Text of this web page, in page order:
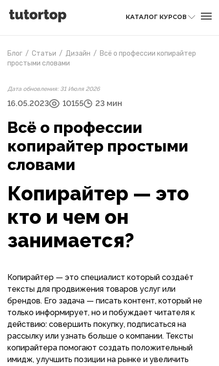
КАТАЛОГ КУРСОВ
Блог / Статьи / Дизайн / Всё о профессии копирайтер
простыми словами
Дата обновления: 31 Июля 2026
16.05.2023 10155 23 мин
Всё о профессии
копирайтер простыми
словами
Копирайтер — это
кто и чем он
занимается?
Копирайтер — это специалист который создаёт
тексты для продвижения товаров услуг или
брендов. Его задача — писать контент, который не
только информирует, но и побуждает читателя к
действию: совершить покупку, подписаться на
рассылку или узнать больше о компании. Тексты
копирайтера помогают создать положительный
имидж, улучшить позиции на рынке и увеличить